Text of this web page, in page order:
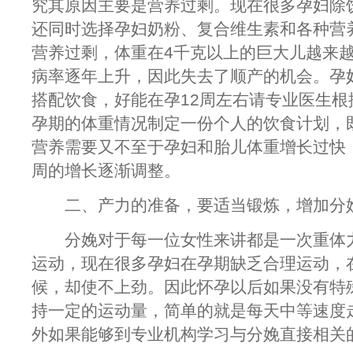
究其原因主要是营养过剩。现在很多孕妇除
还同时选择孕妇奶粉、复合维生素和各种营
营养过剩，体重在4千克以上的巨大儿越来
病率逐年上升，因此失去了顺产的机会。孕
搭配饮食，好能在孕12周左右请专业医生
孕期的体重情况制定一份个人的饮食计划，
营养需要又不至于孕妇和胎儿体重增长过快
周的增长逐渐调整。
二、产力的准备，要适当锻炼，增加分
分娩对于每一位女性来讲都是一次重体
运动，现在很多孕妇在孕期缺乏合理运动，
候，却使不上劲。因此怀孕以后如果没有特
持一定的运动量，简单的就是每天中等速度
外如果能够到专业机构学习与分娩直接相关